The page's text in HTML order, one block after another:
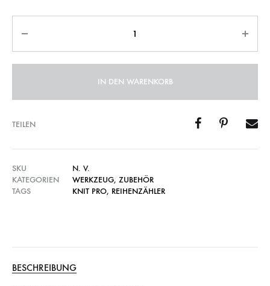
IN DEN WARENKORB
TEILEN
SKU
N. V.
KATEGORIEN
WERKZEUG, ZUBEHÖR
TAGS
KNIT PRO, REIHENZÄHLER
BESCHREIBUNG